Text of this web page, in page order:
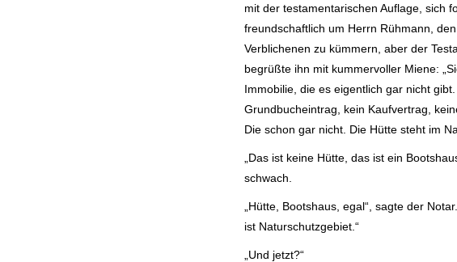
mit der testamentarischen Auflage, sich
freundschaftlich um Herrn Rühmann,
Verblichenen zu kümmern, aber der
begrüßte ihn mit kummervoller Miene:
Immobilie, die es eigentlich gar nicht gibt.
Grundbucheintrag, kein Kaufvertrag,
Die schon gar nicht. Die Hütte steht im
„Das ist keine Hütte, das ist ein
schwach.
„Hütte, Bootshaus, egal“, sagte der
ist Naturschutzgebiet.“
„Und jetzt?“